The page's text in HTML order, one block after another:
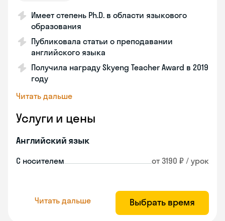
Имеет степень Ph.D. в области языкового
образования
Публиковала статьи о преподавании
английского языка
Получила награду Skyeng Teacher Award в 2019
году
Читать дальше
Услуги и цены
Английский язык
С носителем от 3190 ₽ / урок
Читать дальше Выбрать время